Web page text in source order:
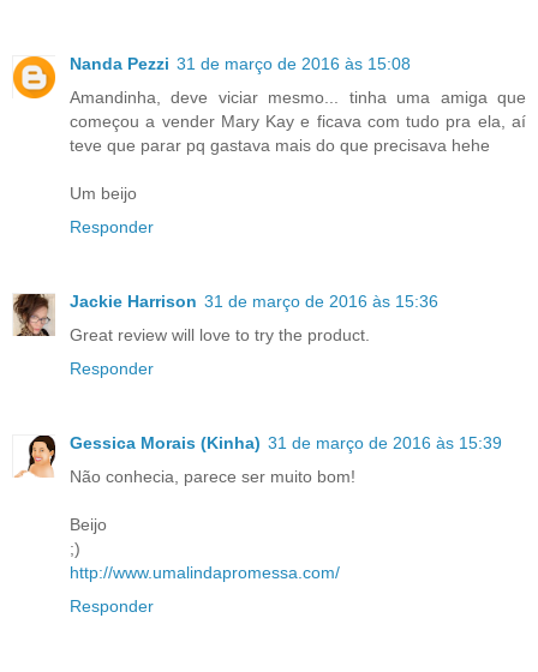
Nanda Pezzi 31 de março de 2016 às 15:08
Amandinha, deve viciar mesmo... tinha uma amiga que
começou a vender Mary Kay e ficava com tudo pra ela, aí
teve que parar pq gastava mais do que precisava hehe
Um beijo
Responder
Jackie Harrison 31 de março de 2016 às 15:36
Great review will love to try the product.
Responder
Gessica Morais (Kinha) 31 de março de 2016 às 15:39
Não conhecia, parece ser muito bom!
Beijo
;)
http://www.umalindapromessa.com/
Responder